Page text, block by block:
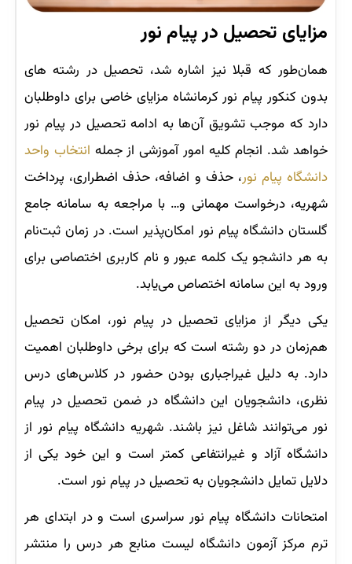
مزایای تحصیل در پیام نور
همان‌طور که قبلا نیز اشاره شد، تحصیل در رشته های
بدون کنکور پیام نور کرمانشاه مزایای خاصی برای داوطلبان
دارد که موجب تشویق آن‌ها به ادامه تحصیل در پیام نور
خواهد شد. انجام کلیه امور آموزشی از جمله انتخاب واحد
دانشگاه پیام نور، حذف و اضافه، حذف اضطراری، پرداخت
شهریه، درخواست مهمانی و… با مراجعه به سامانه جامع
گلستان دانشگاه پیام نور امکان‌پذیر است. در زمان ثبت‌نام
به هر دانشجو یک کلمه عبور و نام کاربری اختصاصی برای
ورود به این سامانه اختصاص می‌یابد.
یکی دیگر از مزایای تحصیل در پیام نور، امکان تحصیل
هم‌زمان در دو رشته است که برای برخی داوطلبان اهمیت
دارد. به دلیل غیراجباری بودن حضور در کلاس‌های درس
نظری، دانشجویان این دانشگاه در ضمن تحصیل در پیام
نور می‌توانند شاغل نیز باشند. شهریه دانشگاه پیام نور از
دانشگاه آزاد و غیرانتفاعی کمتر است و این خود یکی از
دلایل تمایل دانشجویان به تحصیل در پیام نور است.
امتحانات دانشگاه پیام نور سراسری است و در ابتدای هر
ترم مرکز آزمون دانشگاه لیست منابع هر درس را منتشر